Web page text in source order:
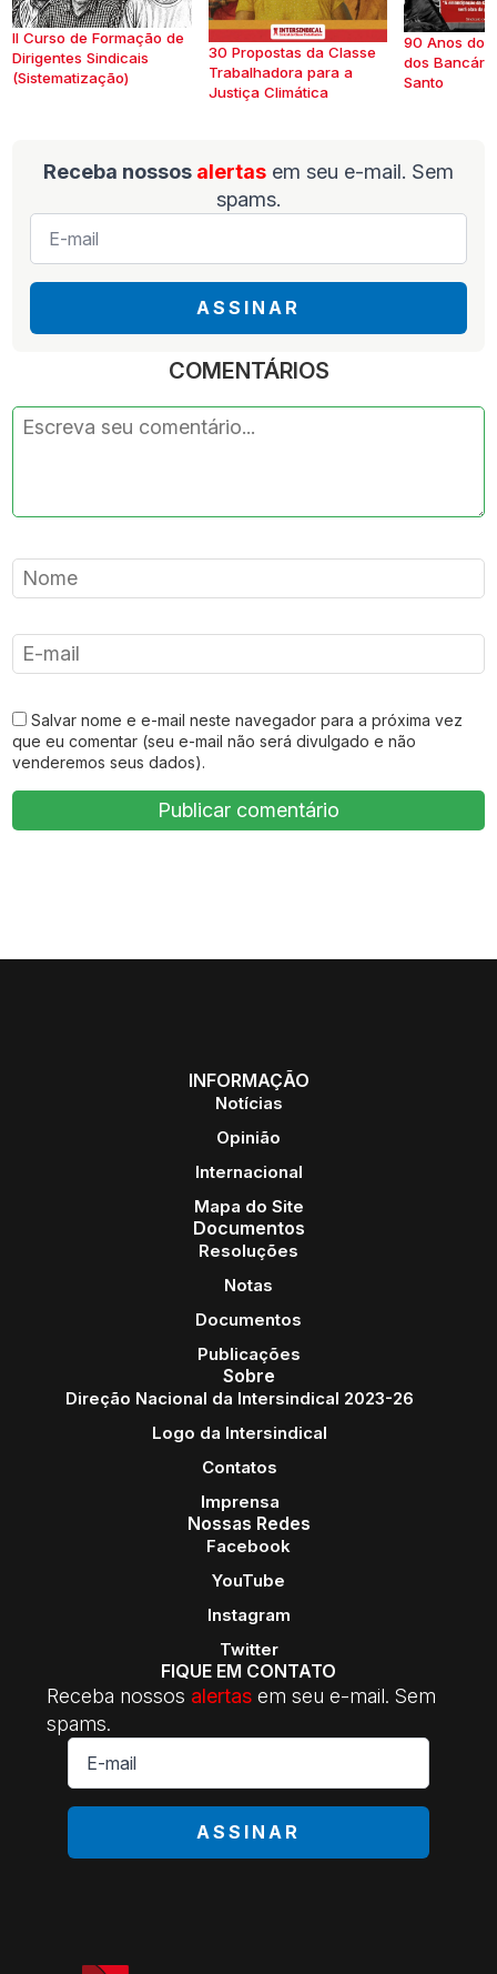
II Curso de Formação de
Dirigentes Sindicais
(Sistematização)
30 Propostas da Classe
Trabalhadora para a
Justiça Climática
90 Anos do
dos
Santo
Receba nossos alertas em seu e-mail. Sem
spams.
E-
mail
ASSINAR
COMENTÁRIOS
Salvar nome e e-mail neste navegador para a próxima vez
que eu comentar (seu e-mail não será divulgado e não
venderemos seus dados).
INFORMAÇÃO
Notícias
Opinião
Internacional
Mapa do Site
Documentos
Resoluções
Notas
Documentos
Publicações
Sobre
Direção Nacional da Intersindical 2023-26
Logo da Intersindical
Contatos
Imprensa
Nossas Redes
Facebook
YouTube
Instagram
Twitter
FIQUE EM CONTATO
Receba nossos alertas em seu e-mail. Sem
spams.
E-
mail
*
ASSINAR